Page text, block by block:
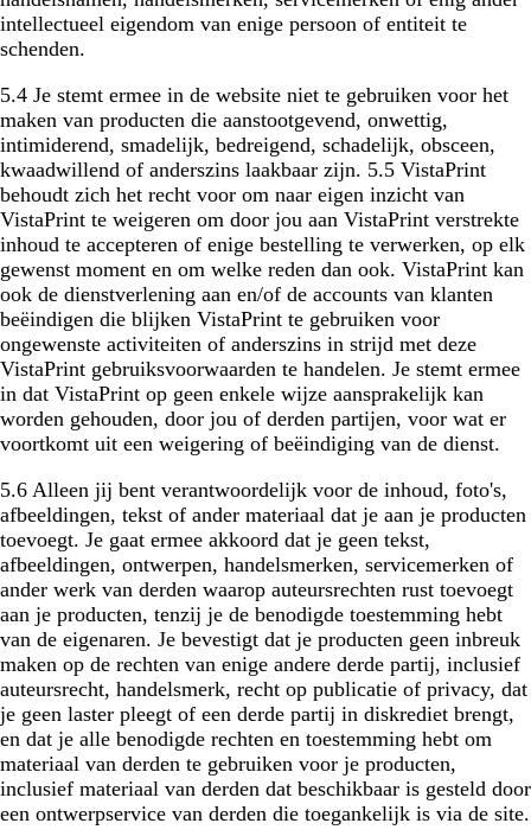
intellectueel eigendom van enige persoon of entiteit te
schenden.
5.4 Je stemt ermee in de website niet te gebruiken voor het
maken van producten die aanstootgevend, onwettig,
intimiderend, smadelijk, bedreigend, schadelijk, obsceen,
kwaadwillend of anderszins laakbaar zijn. 5.5 VistaPrint
behoudt zich het recht voor om naar eigen inzicht van
VistaPrint te weigeren om door jou aan VistaPrint verstrekte
inhoud te accepteren of enige bestelling te verwerken, op elk
gewenst moment en om welke reden dan ook. VistaPrint kan
ook de dienstverlening aan en/of de accounts van klanten
beëindigen die blijken VistaPrint te gebruiken voor
ongewenste activiteiten of anderszins in strijd met deze
VistaPrint gebruiksvoorwaarden te handelen. Je stemt ermee
in dat VistaPrint op geen enkele wijze aansprakelijk kan
worden gehouden, door jou of derden partijen, voor wat er
voortkomt uit een weigering of beëindiging van de dienst.
5.6 Alleen jij bent verantwoordelijk voor de inhoud, foto's,
afbeeldingen, tekst of ander materiaal dat je aan je producten
toevoegt. Je gaat ermee akkoord dat je geen tekst,
afbeeldingen, ontwerpen, handelsmerken, servicemerken of
ander werk van derden waarop auteursrechten rust toevoegt
aan je producten, tenzij je de benodigde toestemming hebt
van de eigenaren. Je bevestigt dat je producten geen inbreuk
maken op de rechten van enige andere derde partij, inclusief
auteursrecht, handelsmerk, recht op publicatie of privacy, dat
je geen laster pleegt of een derde partij in diskrediet brengt,
en dat je alle benodigde rechten en toestemming hebt om
materiaal van derden te gebruiken voor je producten,
inclusief materiaal van derden dat beschikbaar is gesteld door
een ontwerpservice van derden die toegankelijk is via de site.